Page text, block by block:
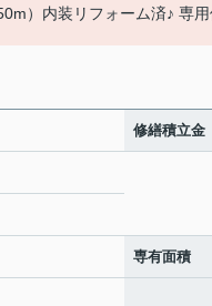
）内装リフォーム済♪
修繕積立金
専有面積